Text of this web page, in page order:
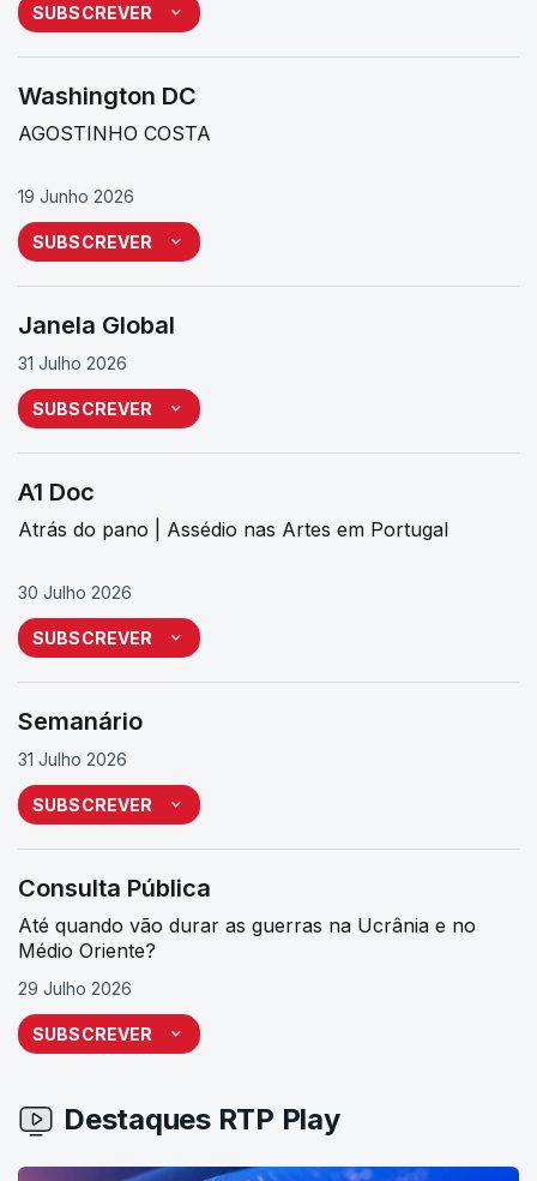
SUBSCREVER
Washington DC
AGOSTINHO COSTA
19 Junho 2026
SUBSCREVER
Janela Global
31 Julho 2026
SUBSCREVER
A1 Doc
Atrás do pano | Assédio nas Artes em Portugal
30 Julho 2026
SUBSCREVER
Semanário
31 Julho 2026
SUBSCREVER
Consulta Pública
Até quando vão durar as guerras na Ucrânia e no
Médio Oriente?
29 Julho 2026
SUBSCREVER
Destaques RTP Play